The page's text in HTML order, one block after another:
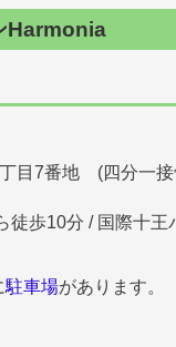
Harmonia
目7番地 (四分一接
徒歩10分 / 国際十王
駐車場があります。